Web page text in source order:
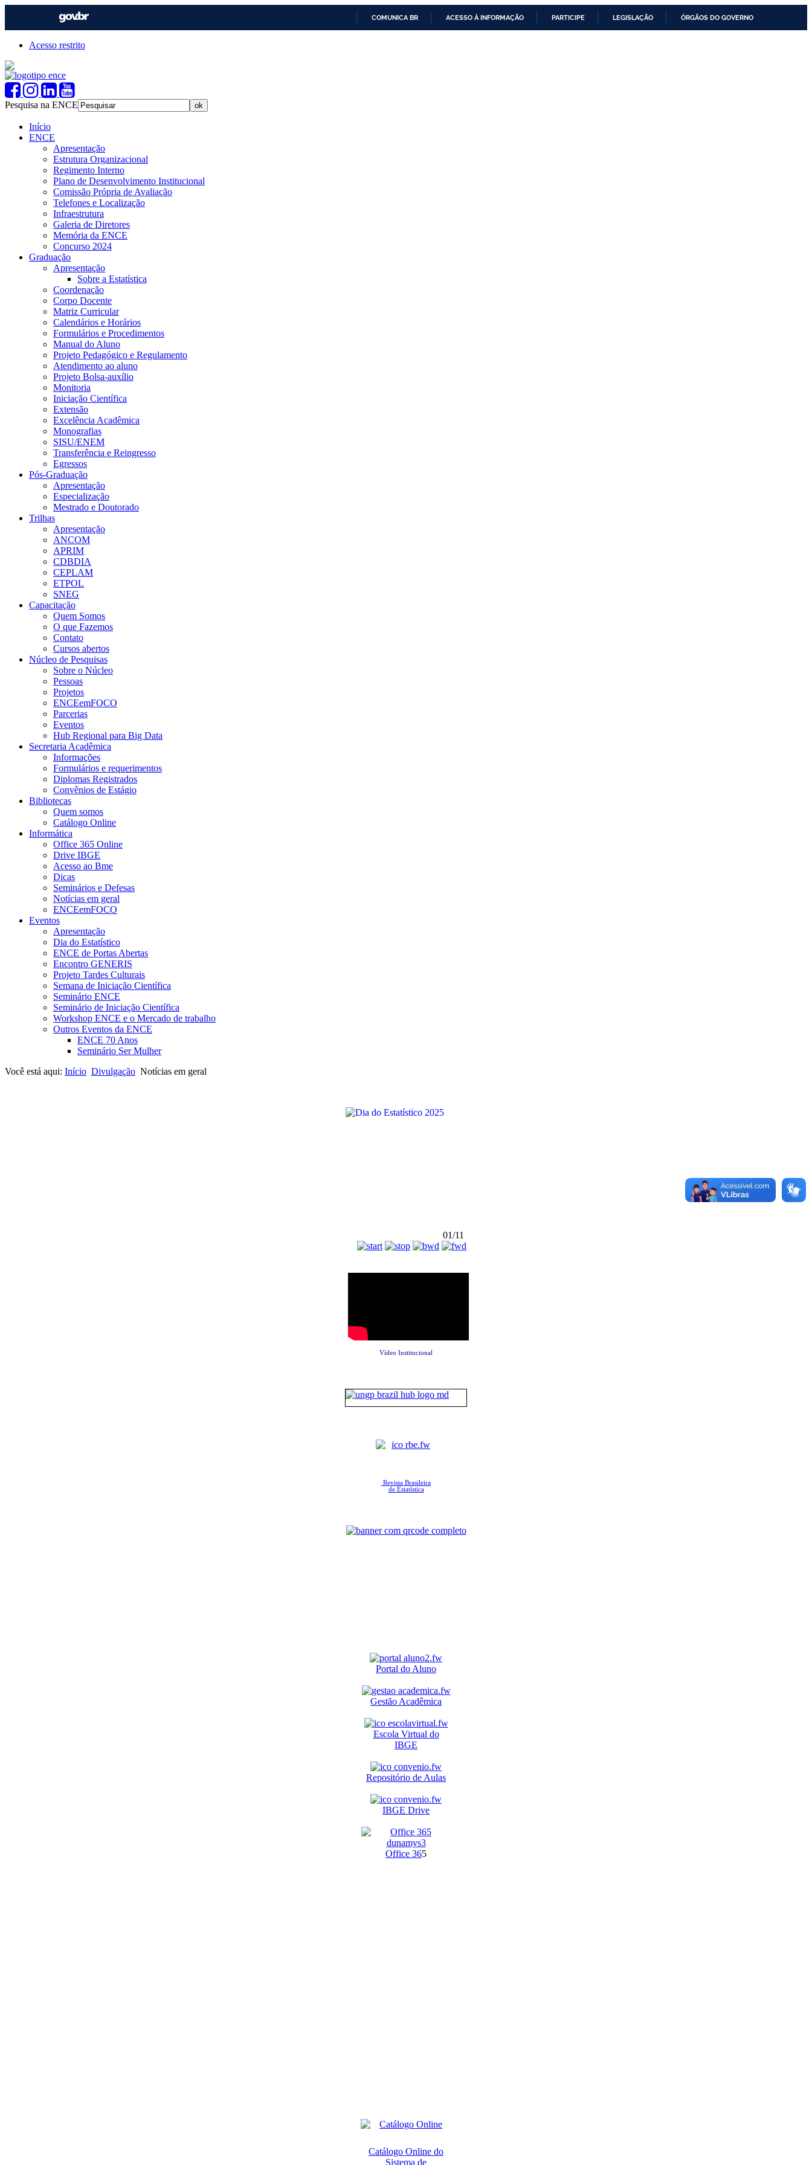
COMUNICA BR ACESSO À INFORMAÇÃO PARTICIPE LEGISLAÇÃO ÓRGÃOS DO GOVERNO
Acesso restrito
Pesquisa na ENCE
Início
ENCE
Apresentação
Estrutura Organizacional
Regimento Interno
Plano de Desenvolvimento Institucional
Comissão Própria de Avaliação
Telefones e Localização
Infraestrutura
Galeria de Diretores
Memória da ENCE
Concurso 2024
Graduação
Apresentação
Sobre a Estatística
Coordenação
Corpo Docente
Matriz Curricular
Calendários e Horários
Formulários e Procedimentos
Manual do Aluno
Projeto Pedagógico e Regulamento
Atendimento ao aluno
Projeto Bolsa-auxílio
Monitoria
Iniciação Científica
Extensão
Excelência Acadêmica
Monografias
SISU/ENEM
Transferência e Reingresso
Egressos
Pós-Graduação
Apresentação
Especialização
Mestrado e Doutorado
Trilhas
Apresentação
ANCOM
APRIM
CDBDIA
CEPLAM
ETPOL
SNEG
Capacitação
Quem Somos
O que Fazemos
Contato
Cursos abertos
Núcleo de Pesquisas
Sobre o Núcleo
Pessoas
Projetos
ENCEemFOCO
Parcerias
Eventos
Hub Regional para Big Data
Secretaria Acadêmica
Informações
Formulários e requerimentos
Diplomas Registrados
Convênios de Estágio
Bibliotecas
Quem somos
Catálogo Online
Informática
Office 365 Online
Drive IBGE
Acesso ao Bme
Dicas
Seminários e Defesas
Notícias em geral
ENCEemFOCO
Eventos
Apresentação
Dia do Estatístico
ENCE de Portas Abertas
Encontro GENERIS
Projeto Tardes Culturais
Semana de Iniciação Científica
Seminário ENCE
Seminário de Iniciação Científica
Workshop ENCE e o Mercado de trabalho
Outros Eventos da ENCE
ENCE 70 Anos
Seminário Ser Mulher
Você está aqui: Início Divulgação Notícias em geral
01/11
Vídeo Institucional
Revista Brasileira
de Estatística
Portal do Aluno
Gestão Acadêmica
Escola Virtual do
IBGE
Repositório de Aulas
IBGE Drive
Office 365
Catálogo Online do
Sistema de